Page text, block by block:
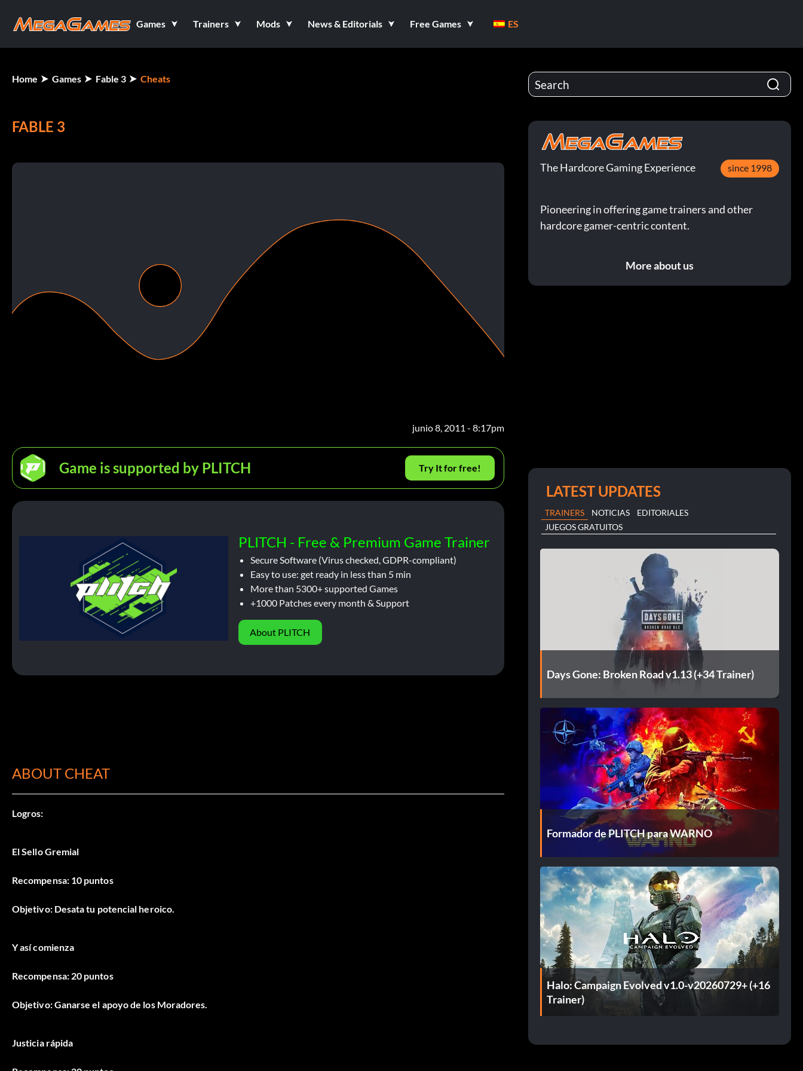
Games Trainers Mods News & Editorials Free Games ES
Home Games Fable 3 Cheats
FABLE 3
junio 8, 2011 - 8:17pm
Game is supported by PLITCH Try It for free!
PLITCH - Free & Premium Game Trainer
Secure Software (Virus checked, GDPR-compliant)
Easy to use: get ready in less than 5 min
More than 5300+ supported Games
+1000 Patches every month & Support
About PLITCH
ABOUT CHEAT
Logros:
El Sello Gremial
Recompensa: 10 puntos
Objetivo: Desata tu potencial heroico.
Y así comienza
Recompensa: 20 puntos
Objetivo: Ganarse el apoyo de los Moradores.
Justicia rápida
The Hardcore Gaming Experience since 1998
Pioneering in offering game trainers and other
hardcore gamer-centric content.
More about us
LATEST UPDATES
TRAINERS NOTICIAS
EDITORIALES
JUEGOS GRATUITOS
Days Gone: Broken Road v1.13 (+34 Trainer)
Formador de PLITCH para WARNO
Halo: Campaign Evolved v1.0-v20260729+ (+16
Trainer)